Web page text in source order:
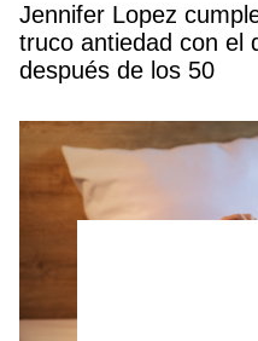
Jennifer Lopez
truco antiedad con el
después de los 50